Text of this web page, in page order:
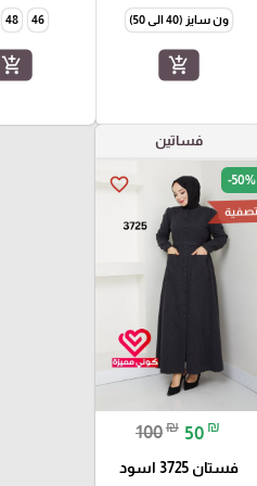
ون سايز (40 الى 50)
add_shopping_cart
46
48
add_shopping_cart
فساتين
favorite_border -50%
تصفية
100₪ 50 ₪
فستان 3725 اسود